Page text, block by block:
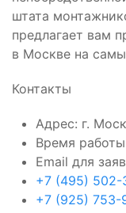
штата
предлагает вам
в Москве на
Контакты
Адрес: г.
Время
Email для
+7 (495) 502-
+7 (925) 753-